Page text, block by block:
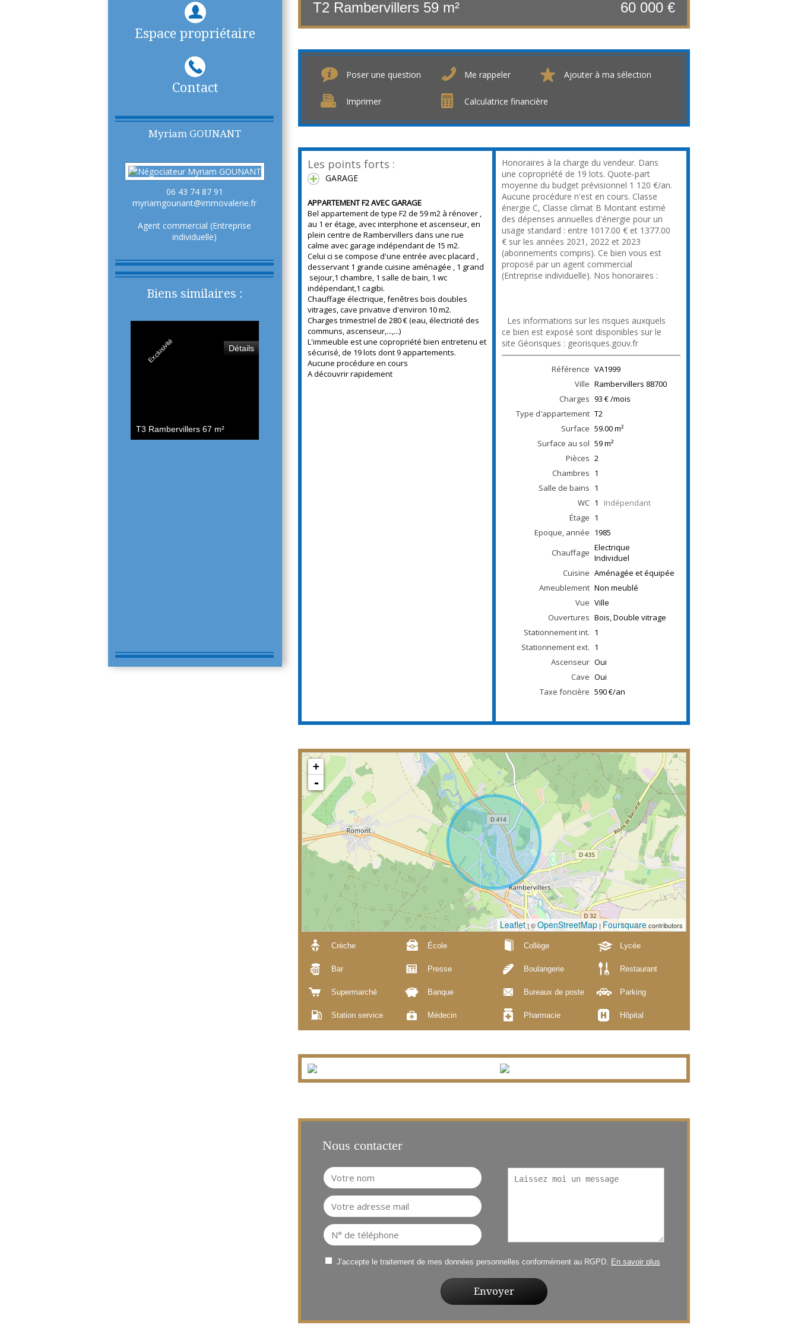
Espace propriétaire
Contact
Myriam GOUNANT
06 43 74 87 91
myriamgounant@immovalerie.fr
Agent commercial (Entreprise
individuelle)
Biens similaires :
Exclusivité Détails
T3 Rambervillers 67 m²
T2 Rambervillers 59 m² 60 000 €
Poser une question Me rappeler Ajouter à ma sélection
Imprimer Calculatrice financière
Les points forts :
GARAGE
APPARTEMENT F2 AVEC GARAGE
Bel appartement de type F2 de 59 m2 à rénover ,
au 1 er étage, avec interphone et ascenseur, en
plein centre de Rambervillers dans une rue
calme avec garage indépendant de 15 m2.
Celui ci se compose d'une entrée avec placard ,
desservant 1 grande cuisine aménagée , 1 grand
sejour,1 chambre, 1 salle de bain, 1 wc
indépendant,1 cagibi.
Chauffage électrique, fenêtres bois doubles
vitrages, cave privative d'environ 10 m2.
Charges trimestriel de 280 € (eau, électricité des
communs, ascenseur,...,...)
L'immeuble est une copropriété bien entretenu et
sécurisé, de 19 lots dont 9 appartements.
Aucune procédure en cours
A découvrir rapidement
Honoraires à la charge du vendeur. Dans
une copropriété de 19 lots. Quote-part
moyenne du budget prévisionnel 1 120 €/an.
Aucune procédure n'est en cours. Classe
énergie C, Classe climat B Montant estimé
des dépenses annuelles d'énergie pour un
usage standard : entre 1017.00 € et 1377.00
€ sur les années 2021, 2022 et 2023
(abonnements compris). Ce bien vous est
proposé par un agent commercial
(Entreprise individuelle). Nos honoraires :
Les informations sur les risques auxquels
ce bien est exposé sont disponibles sur le
site Géorisques : georisques.gouv.fr
Référence VA1999
Ville Rambervillers 88700
Charges 93 € /mois
Type d'appartement T2
Surface 59.00m²
Surface au sol 59m²
Pièces 2
Chambres 1
Salle de bains 1
WC 1 Indépendant
Étage 1
Epoque, année 1985
Chauffage Electrique
Individuel
Cuisine Aménagée et équipée
Ameublement Non meublé
Vue Ville
Ouvertures Bois, Double vitrage
Stationnement int. 1
Stationnement ext. 1
Ascenseur Oui
Cave Oui
Taxe foncière 590 €/an
+
-
Leaflet| ©OpenStreetMap|Foursquarecontributors
Crèche École Collège Lycée
Bar Presse Boulangerie Restaurant
Supermarché Banque Bureaux de poste Parking
Station service Médecin Pharmacie Hôpital
Nous contacter
J'accepte le traitement de mes données personnelles conformément au RGPD. En savoir plus